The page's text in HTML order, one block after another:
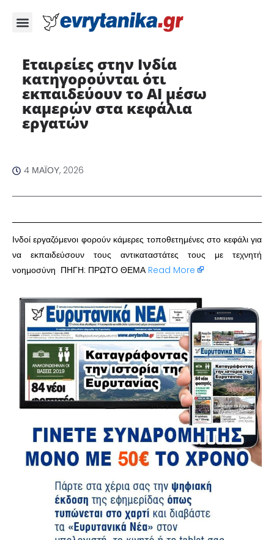
Εταιρείες στην Ινδία
κατηγορούνται ότι
εκπαιδεύουν το AI μέσω
καμερών στα κεφάλια
εργατών
4 ΜΑΪ́ΟΥ, 2026
Ινδοί εργαζόμενοι φορούν κάμερες τοποθετημένες στο κεφάλι για
να εκπαιδεύσουν τους αντικαταστάτες τους με τεχνητή
νοημοσύνη ΠΗΓΗ: ΠΡΩΤΟ ΘΕΜΑ Read More